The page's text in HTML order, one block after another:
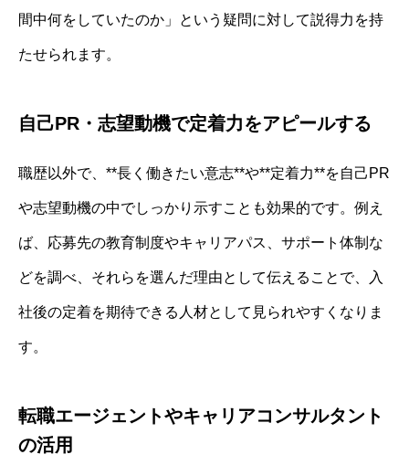
間中何をしていたのか」という疑問に対して説得力を持
たせられます。
自己PR・志望動機で定着力をアピールする
職歴以外で、**長く働きたい意志**や**定着力**を自己PR
や志望動機の中でしっかり示すことも効果的です。例え
ば、応募先の教育制度やキャリアパス、サポート体制な
どを調べ、それらを選んだ理由として伝えることで、入
社後の定着を期待できる人材として見られやすくなりま
す。
転職エージェントやキャリアコンサルタント
の活用